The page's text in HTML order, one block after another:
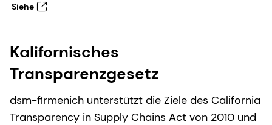
Siehe
Kalifornisches
Transparenzgesetz
dsm-firmenich unterstützt die Ziele des California
Transparency in Supply Chains Act von 2010 und